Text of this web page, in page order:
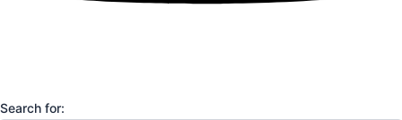
Search for: